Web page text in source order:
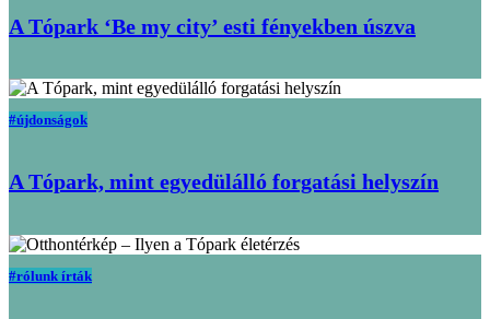
A Tópark ‘Be my city’ esti fényekben úszva
#újdonságok
A Tópark, mint egyedülálló forgatási helyszín
#rólunk írták